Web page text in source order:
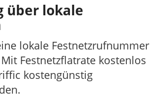
über lokale
lokale Festnetzrufnummer
Festnetzflatrate kostenlos
kostengünstig